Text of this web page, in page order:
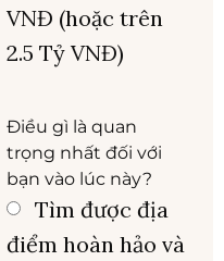
VNĐ (hoặc trên
2.5 Tỷ VNĐ)
Điều gì là quan
trọng nhất đối với
bạn vào lúc này?
Tìm được địa
điểm hoàn hảo và